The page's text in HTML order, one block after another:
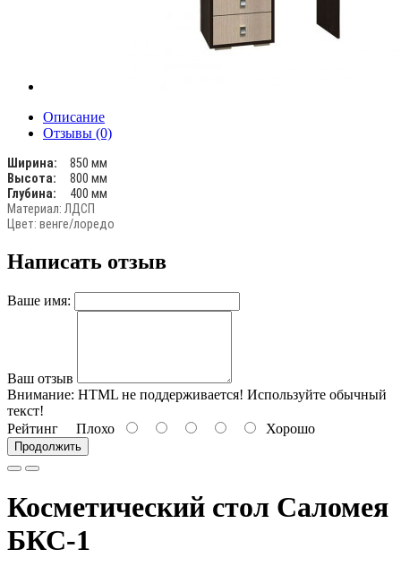
Описание
Отзывы (0)
Ширина:
850 мм
Высота:
800 мм
Глубина:
400 мм
Материал: ЛДСП
Цвет: венге/лоредо
Написать отзыв
Ваше имя:
Ваш отзыв
Внимание: HTML не поддерживается! Используйте обычный
текст!
Рейтинг Плохо Хорошо
Продолжить
Косметический стол Саломея
БКС-1